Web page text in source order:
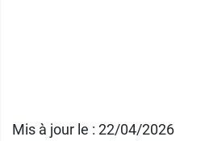
Mis à jour le : 22/04/2026